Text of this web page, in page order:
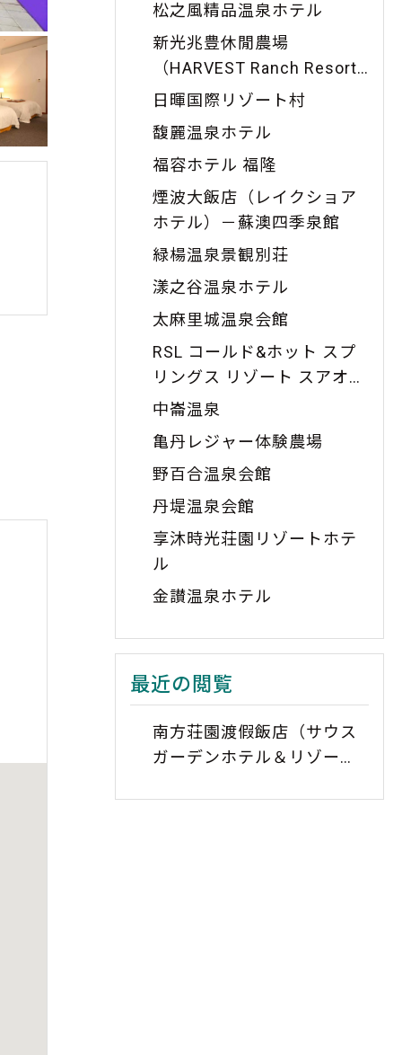
松之風精品温泉ホテル
新光兆豊休閒農場
（HARVEST Ranch Resort
）
日暉国際リゾート村
馥麗温泉ホテル
福容ホテル 福隆
煙波大飯店（レイクショア
ホテル）－蘇澳四季泉館
緑楊温泉景観別荘
漾之谷温泉ホテル
太麻里城温泉会館
RSL コールド&ホット スプ
リングス リゾート スアオ
(RSL Cold & Hot Springs
中崙温泉
亀丹レジャー体験農場
野百合温泉会館
丹堤温泉会館
享沐時光荘園リゾートホテ
ル
金讃温泉ホテル
最近の閲覧
南方荘園渡假飯店（サウス
ガーデンホテル＆リゾー